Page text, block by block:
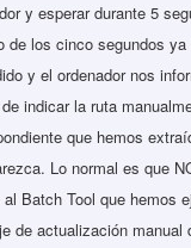
y esperar durante 5
de los cinco segundos
y el ordenador nos
indicar la ruta
que hemos
Lo normal es que
Batch Tool que hemos
de actualización